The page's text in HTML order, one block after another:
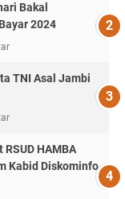
Bakal
2024
TNI Asal Jambi
HAMBA
Kabid Diskominfo